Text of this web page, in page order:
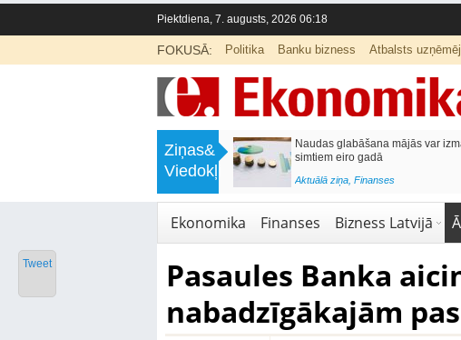
Piektdiena, 7. augusts, 2026 06:18
FOKUSĀ: Politika Banku bizness Atbalsts
Ziņas&
Viedokļi
Septiņos mēnešos Vivi vilcienos
pārvadāti 12 miljoni pasažieru; jūlijā
Naudas glabāšana mājās var
simtiem eiro gadā
Aktuālā ziņa, Finanses
Ekonomika Finanses Bizness Latvijā
Pasaules Banka
nabadzīgākajām
Tweet